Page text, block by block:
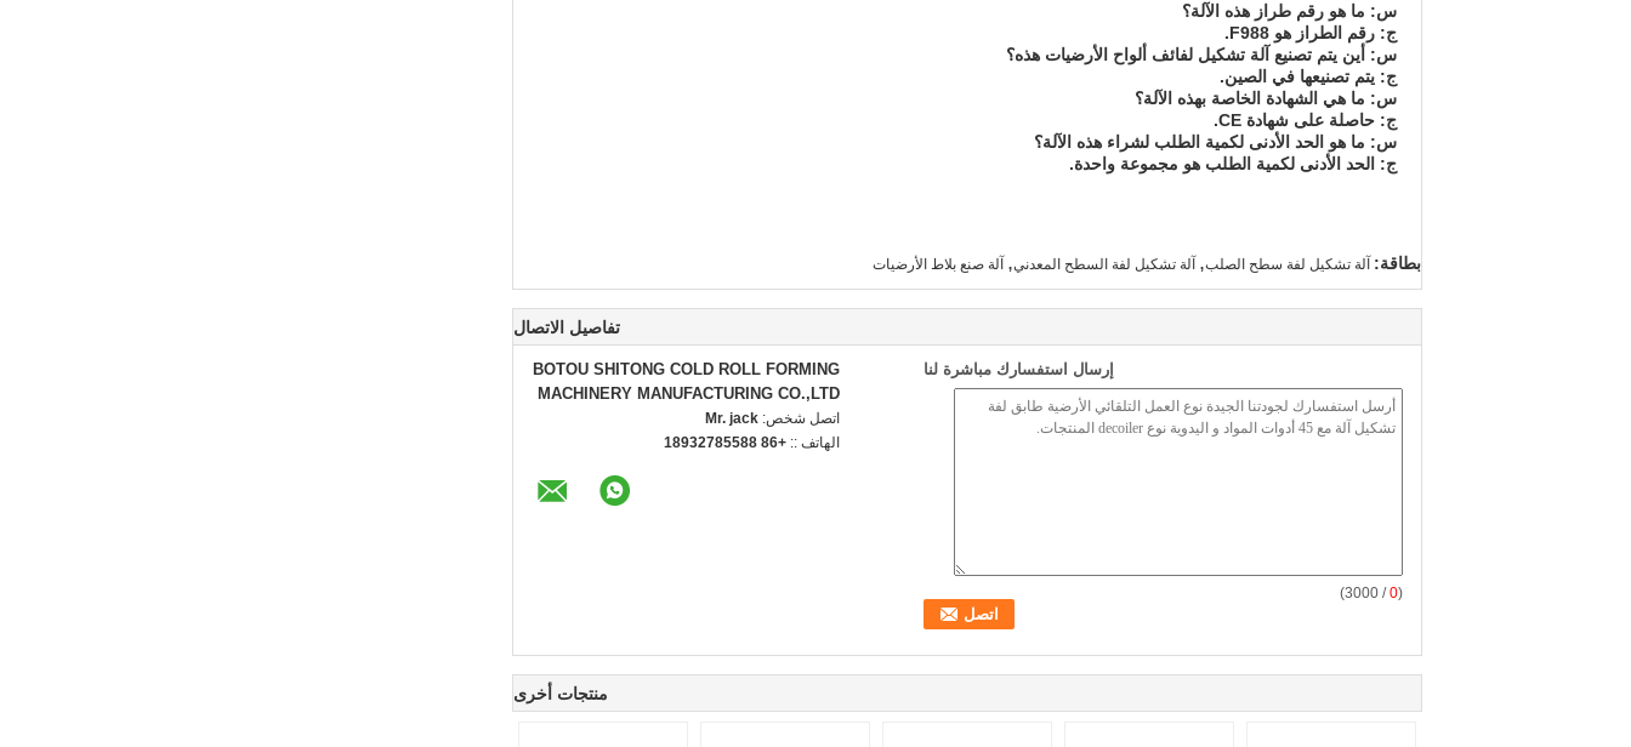
س: ما هو رقم طراز هذه الآلة؟
ج: رقم الطراز هو F988.
س: أين يتم تصنيع آلة تشكيل لفائف ألواح الأرضيات هذه؟
ج: يتم تصنيعها في الصين.
س: ما هي الشهادة الخاصة بهذه الآلة؟
ج: حاصلة على شهادة CE.
س: ما هو الحد الأدنى لكمية الطلب لشراء هذه الآلة؟
ج: الحد الأدنى لكمية الطلب هو مجموعة واحدة.
بطاقة: آلة تشكيل لفة سطح الصلب, آلة تشكيل لفة السطح المعدني, آلة صنع بلاط الأرضيات
تفاصيل الاتصال
BOTOU SHITONG COLD ROLL FORMING
MACHINERY MANUFACTURING CO.,LTD
اتصل شخص: Mr. jack
الهاتف :: +86 18932785588
إرسال استفسارك مباشرة لنا
(
0
/ 3000)
منتجات أخرى